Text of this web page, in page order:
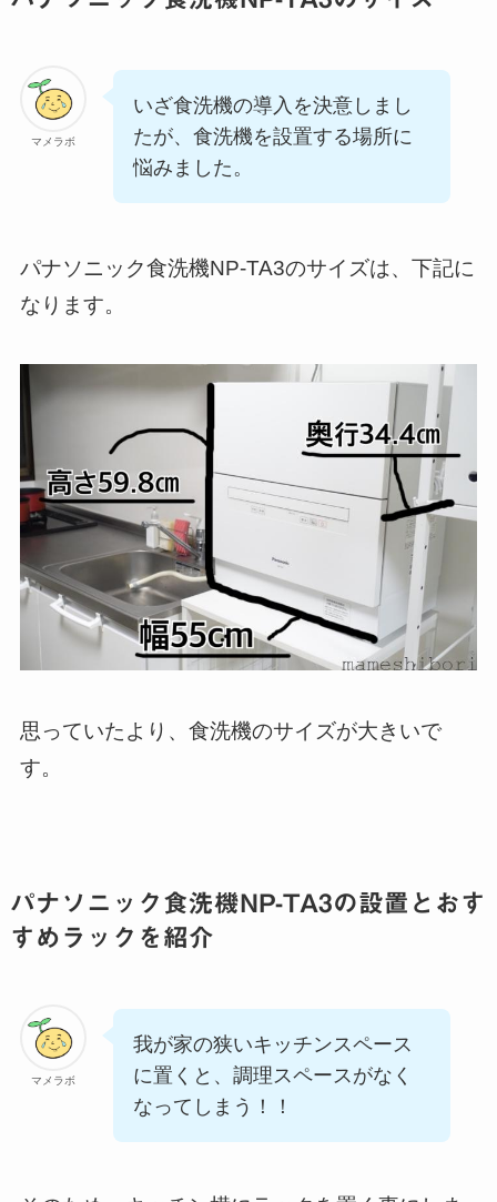
マメラボ
いざ食洗機の導入を決意しまし
たが、食洗機を設置する場所に
悩みました。
パナソニック食洗機NP-TA3のサイズは、下記に
なります。
思っていたより、食洗機のサイズが大きいで
す。
パナソニック食洗機NP-TA3の設置とおす
すめラックを紹介
マメラボ
我が家の狭いキッチンスペース
に置くと、調理スペースがなく
なってしまう！！